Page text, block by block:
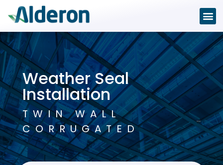
Weather Seal
Installation
TWIN WALL
CORRUGATED